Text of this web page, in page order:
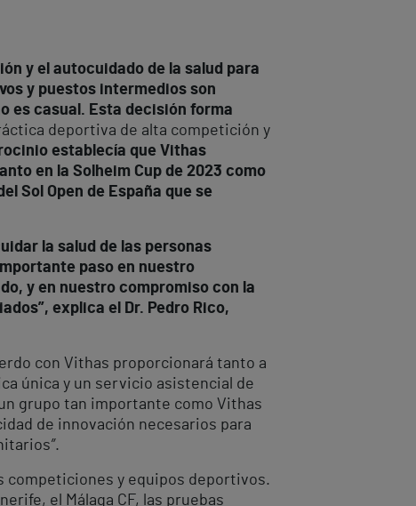
y el autocuidado de la salud para
y puestos intermedios son
es casual. Esta decisión forma
deportiva de alta competición y
establecía que Vithas
en la Solheim Cup de 2023 como
Sol Open de España que se
la salud de las personas
paso en nuestro
y en nuestro compromiso con la
explica el Dr. Pedro Rico,
con Vithas proporcionará tanto a
única y un servicio asistencial de
grupo tan importante como Vithas
de innovación necesarios para
”.
competiciones y equipos deportivos.
el Málaga CF, las pruebas